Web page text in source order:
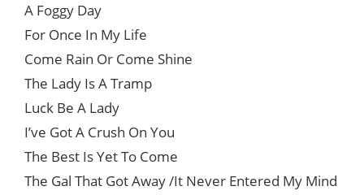
A Foggy Day
For Once In My Life
Come Rain Or Come Shine
The Lady Is A Tramp
Luck Be A Lady
I’ve Got A Crush On You
The Best Is Yet To Come
The Gal That Got Away /It Never Entered My Mind